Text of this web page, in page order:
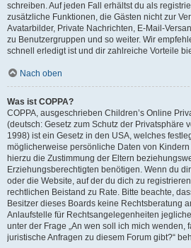
schreiben. Auf jeden Fall erhältst du als
zusätzliche Funktionen, die Gästen nicht zur
Avatarbilder, Private Nachrichten, E-Mail-
zu Benutzergruppen und so weiter. Wir
schnell erledigt ist und dir zahlreiche Vorteile
Nach oben
Was ist COPPA?
COPPA, ausgeschrieben Children’s Online
(deutsch: Gesetz zum Schutz der Privatsphäre
1998) ist ein Gesetz in den USA, welches
möglicherweise persönliche Daten von
hierzu die Zustimmung der Eltern
Erziehungsberechtigten benötigen. Wenn du
oder die Website, auf der du dich zu
rechtlichen Beistand zu Rate. Bitte beachte,
Besitzer dieses Boards keine Rechtsberatung
Anlaufstelle für Rechtsangelegenheiten
unter der Frage „An wen soll ich mich wenden,
juristische Anfragen zu diesem Forum gibt?“